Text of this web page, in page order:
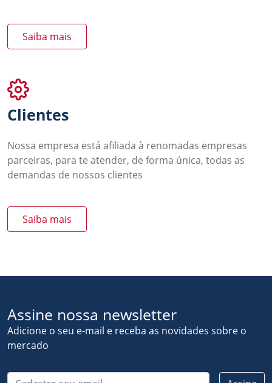
Saiba mais
Clientes
Nossa empresa está afiliada à renomadas empresas
parceiras, para te atender, de forma única, todas as
demandas de nossos clientes
Saiba mais
Assine nossa newsletter
Adicione o seu e-mail e receba as novidades sobre o
mercado
Cadastre seu email